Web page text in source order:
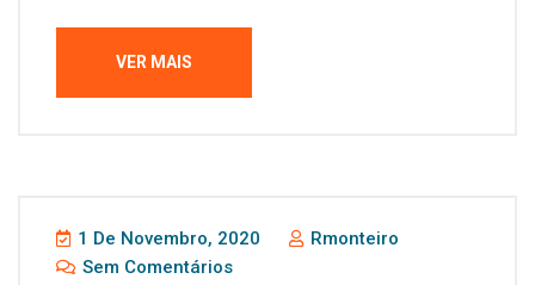
VER MAIS
1 De Novembro, 2020
Rmonteiro
Sem Comentários